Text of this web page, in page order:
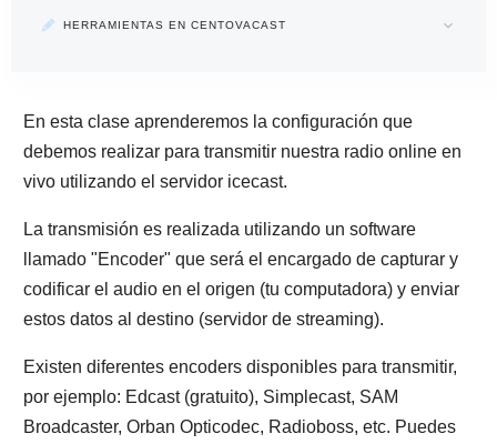
En esta clase aprenderemos la configuración que
debemos realizar para transmitir nuestra radio online en
vivo utilizando el servidor icecast.
La transmisión es realizada utilizando un software
llamado "Encoder" que será el encargado de capturar y
codificar el audio en el origen (tu computadora) y enviar
estos datos al destino (servidor de streaming).
Existen diferentes encoders disponibles para transmitir,
por ejemplo: Edcast (gratuito), Simplecast, SAM
Broadcaster, Orban Opticodec, Radioboss, etc. Puedes
HERRAMIENTAS EN CENTOVACAST